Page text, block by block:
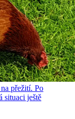
přežití. Po
situaci ještě